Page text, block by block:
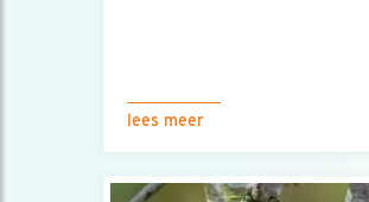
lees meer